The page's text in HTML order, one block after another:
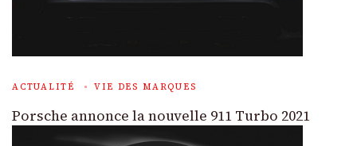
ACTUALITÉ VIE DES MARQUES
Porsche annonce la nouvelle 911 Turbo 2021